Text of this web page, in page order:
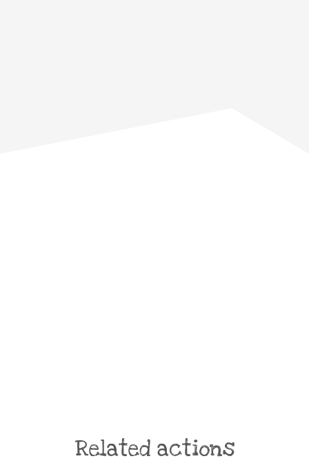
Related actions